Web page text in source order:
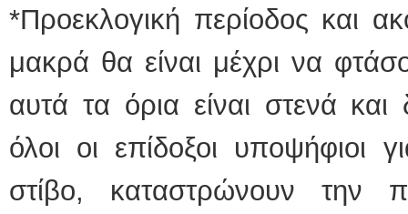
*Προεκλογική περίοδος και
μακρά θα είναι μέχρι να
αυτά τα όρια είναι στενά
όλοι οι επίδοξοι υποψήφιοι
στίβο, καταστρώνουν την